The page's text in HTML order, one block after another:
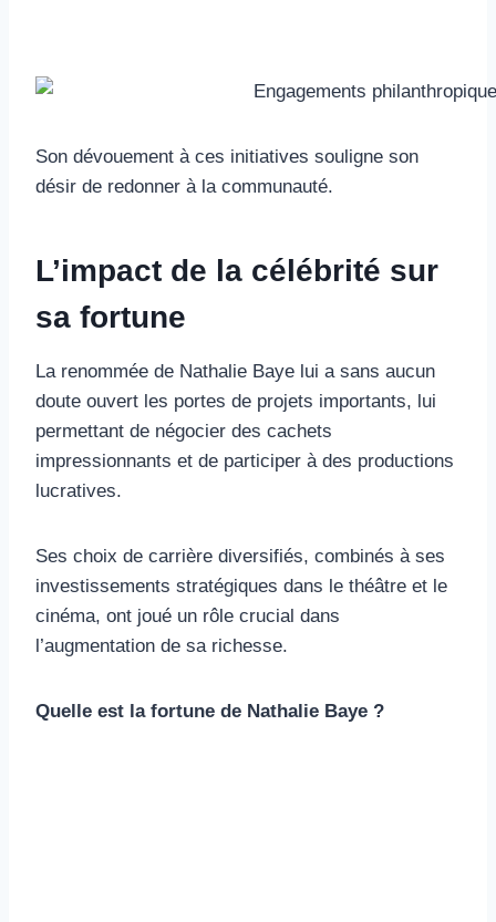
Son dévouement à ces initiatives souligne son
désir de redonner à la communauté.
L’impact de la célébrité sur
sa fortune
La renommée de Nathalie Baye lui a sans aucun
doute ouvert les portes de projets importants, lui
permettant de négocier des cachets
impressionnants et de participer à des productions
lucratives.
Ses choix de carrière diversifiés, combinés à ses
investissements stratégiques dans le théâtre et le
cinéma, ont joué un rôle crucial dans
l’augmentation de sa richesse.
Quelle est la fortune de Nathalie Baye ?